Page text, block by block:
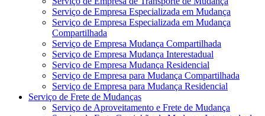
Serviço de Empresa Especializada em Mudança
Serviço de Empresa Especializada em Mudança
Compartilhada
Serviço de Empresa Mudança Compartilhada
Serviço de Empresa Mudança Interestadual
Serviço de Empresa Mudança Residencial
Serviço de Empresa para Mudança Compartilhada
Serviço de Empresa para Mudança Residencial
Serviço de Frete de Mudanças
Serviço de Aproveitamento e Frete de Mudança